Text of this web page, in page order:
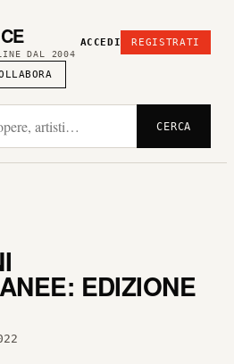
DAL 2004
ACCEDI REGISTRATI
CERCA
EDIZIONE